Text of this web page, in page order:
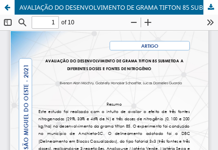
AVALIAÇÃO DO DESENVOLVIMENTO DE GRAMA TIFTON 85 SUBMETIDA A DIFERENTES DOSES E FONTES DE NITROGÊNIO